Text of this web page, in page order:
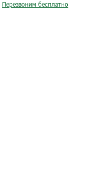
Перезвоним бесплатно